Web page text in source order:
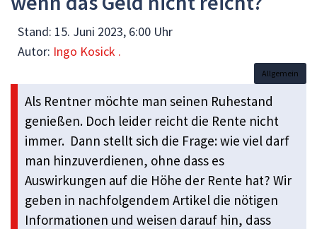
Stand: 15. Juni 2023, 6:00 Uhr
Autor: Ingo Kosick .
Allgemein
Als Rentner möchte man seinen Ruhestand
genießen. Doch leider reicht die Rente nicht
immer. Dann stellt sich die Frage: wie viel darf
man hinzuverdienen, ohne dass es
Auswirkungen auf die Höhe der Rente hat? Wir
geben in nachfolgendem Artikel die nötigen
Informationen und weisen darauf hin, dass